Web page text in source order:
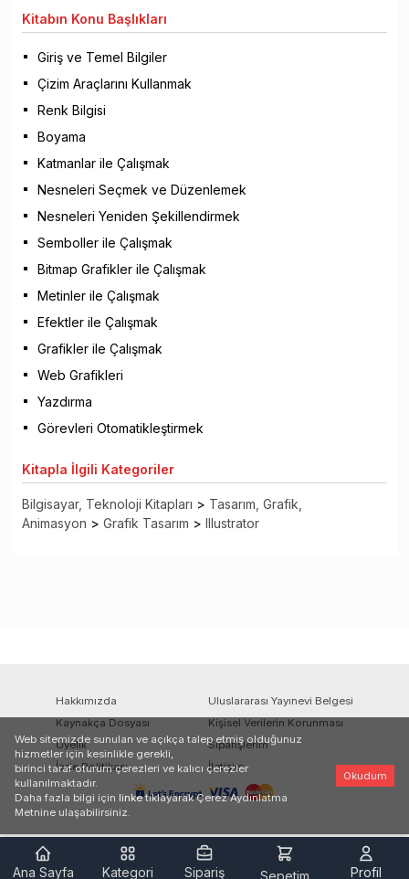
Kitabın Konu Başlıkları
Giriş ve Temel Bilgiler
Çizim Araçlarını Kullanmak
Renk Bilgisi
Boyama
Katmanlar ile Çalışmak
Nesneleri Seçmek ve Düzenlemek
Nesneleri Yeniden Şekillendirmek
Semboller ile Çalışmak
Bitmap Grafikler ile Çalışmak
Metinler ile Çalışmak
Efektler ile Çalışmak
Grafikler ile Çalışmak
Web Grafikleri
Yazdırma
Görevleri Otomatikleştirmek
Kitapla İlgili Kategoriler
Bilgisayar, Teknoloji Kitapları > Tasarım, Grafik,
Animasyon > Grafik Tasarım > Illustrator
Hakkımızda
Uluslararası Yayınevi Belgesi
Kaynakça Dosyası
Kişisel Verilerin Korunması
Üyelik
Siparişlerim
İade Politikası
İletişim
Ana Sayfa Kategori Sipariş Sepetim Profil
Web sitemizde sunulan ve açıkça talep etmiş olduğunuz
hizmetler için kesinlikle gerekli,
birinci taraf oturum çerezleri ve kalıcı çerezler
kullanılmaktadır.
Daha fazla bilgi için linke tıklayarak Çerez Aydınlatma
Metnine ulaşabilirsiniz.
Okudum